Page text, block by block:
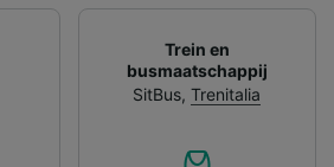
Trein en
busmaatschappij
SitBus,Trenitalia